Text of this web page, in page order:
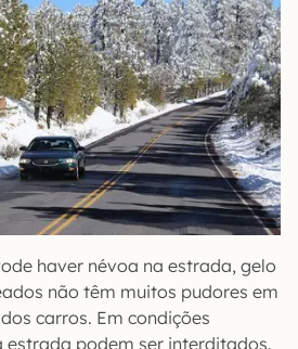
haver névoa na estrada, gelo
não têm muitos pudores em
carros. Em condições
estrada podem ser interditados.